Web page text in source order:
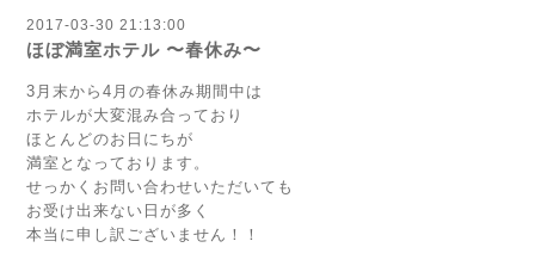
2017-03-30 21:13:00
ほぼ満室ホテル 〜春休み〜
3月末から4月の春休み期間中は
ホテルが大変混み合っており
ほとんどのお日にちが
満室となっております。
せっかくお問い合わせいただいても
お受け出来ない日が多く
本当に申し訳ございません！！